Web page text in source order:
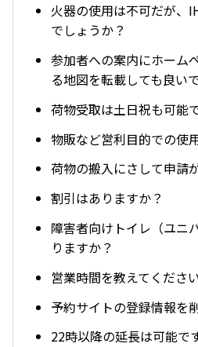
火器の使用は不可だが、
でしょうか？
参加者への案内にホーム
る地図を転載しても良い
荷物受取は土日祝も可能
物販など営利目的での使
荷物の搬入にさして申請
割引はありますか？
障害者向けトイレ（ユニ
りますか？
営業時間を教えてください
予約サイトの登録情報を
22時以降の延長は可能で